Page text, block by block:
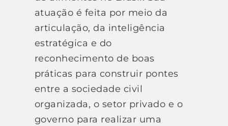
atuação é feita por meio da
articulação, da inteligência
estratégica e do
reconhecimento de boas
práticas para construir pontes
entre a sociedade civil
organizada, o setor privado e o
governo para realizar uma